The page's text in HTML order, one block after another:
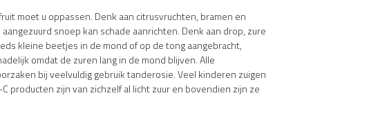
moet u oppassen. Denk aan citrusvruchten, bramen en
snoep kan schade aanrichten. Denk aan drop, zure
kleine beetjes in de mond of op de tong aangebracht,
omdat de zuren lang in de mond blijven. Alle
bij veelvuldig gebruik tanderosie. Veel kinderen zuigen
producten zijn van zichzelf al licht zuur en bovendien zijn ze